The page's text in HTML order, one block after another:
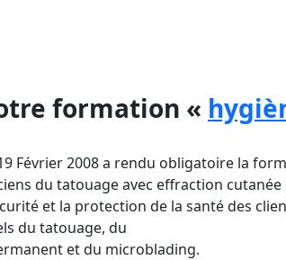
formation «
Février 2008 a rendu obligatoire la
du tatouage avec effraction cutanée
et la protection de la santé des
du tatouage, du
et du microblading.